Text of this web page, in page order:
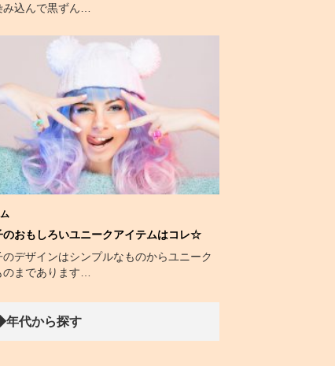
み込んで黒ずん…
のおもしろいユニークアイテムはコレ☆
のデザインはシンプルなものからユニーク
のまであります…
代から探す